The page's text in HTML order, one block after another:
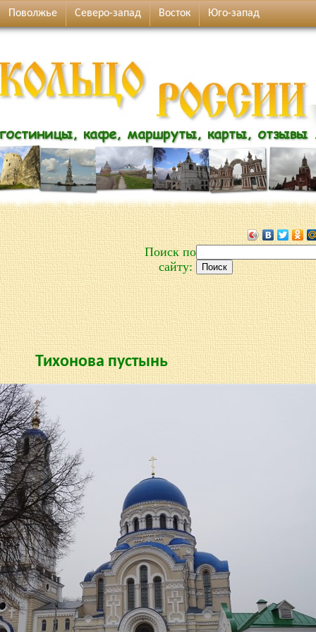
Поволжье Северо-запад Восток Юго-запад
Поиск по
сайту:
Тихонова пустынь